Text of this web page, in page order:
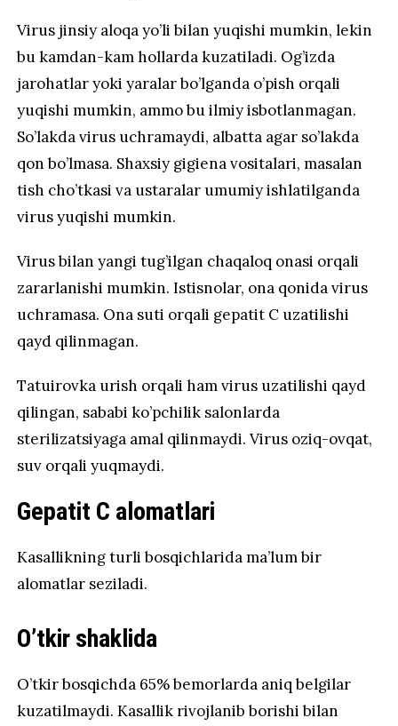
Virus jinsiy aloqa yo’li bilan yuqishi mumkin, lekin
bu kamdan-kam hollarda kuzatiladi. Og’izda
jarohatlar yoki yaralar bo’lganda o’pish orqali
yuqishi mumkin, ammo bu ilmiy isbotlanmagan.
So’lakda virus uchramaydi, albatta agar so’lakda
qon bo’lmasa. Shaxsiy gigiena vositalari, masalan
tish cho’tkasi va ustaralar umumiy ishlatilganda
virus yuqishi mumkin.
Virus bilan yangi tug’ilgan chaqaloq onasi orqali
zararlanishi mumkin. Istisnolar, ona qonida virus
uchramasa. Ona suti orqali gepatit C uzatilishi
qayd qilinmagan.
Tatuirovka urish orqali ham virus uzatilishi qayd
qilingan, sababi ko’pchilik salonlarda
sterilizatsiyaga amal qilinmaydi. Virus oziq-ovqat,
suv orqali yuqmaydi.
Gepatit C alomatlari
Kasallikning turli bosqichlarida ma’lum bir
alomatlar seziladi.
O’tkir shaklida
O’tkir bosqichda 65% bemorlarda aniq belgilar
kuzatilmaydi. Kasallik rivojlanib borishi bilan